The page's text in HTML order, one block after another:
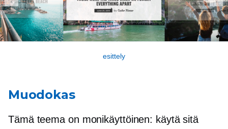
esittely
Muodokas
Tämä teema on monikäyttöinen: käytä sitä